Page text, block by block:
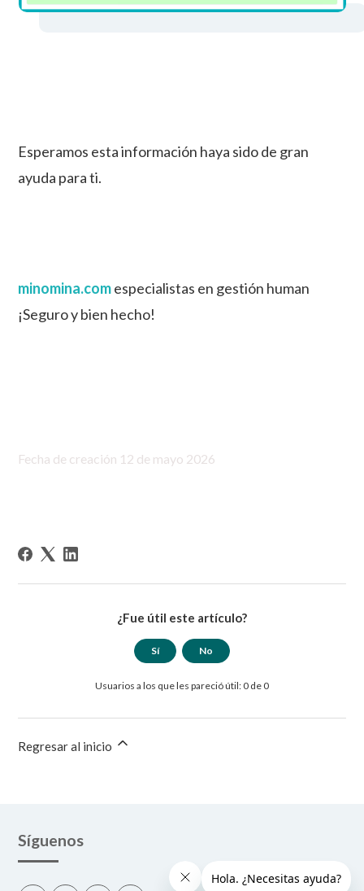
Esperamos esta información haya sido de gran
ayuda para ti.
minomina.comespecialistas en gestión human
¡Seguro y bien hecho!
Fecha de creación 12 de mayo 2026
¿Fue útil este artículo?
Sí No
Usuarios a los que les pareció útil: 0 de 0
Regresar al inicio
Síguenos